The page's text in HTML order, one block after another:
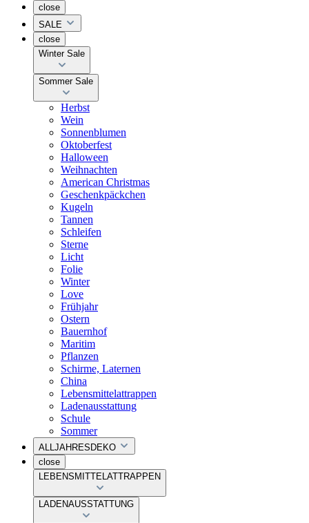
close
SALE
close
Winter Sale
Sommer Sale
Herbst
Wein
Sonnenblumen
Oktoberfest
Halloween
Weihnachten
American Christmas
Geschenkpäckchen
Kugeln
Tannen
Schleifen
Sterne
Licht
Folie
Winter
Love
Frühjahr
Ostern
Bauernhof
Maritim
Pflanzen
Schirme, Laternen
China
Lebensmittelattrappen
Ladenausstattung
Schule
Sommer
ALLJAHRESDEKO
close
LEBENSMITTELATTRAPPEN
LADENAUSSTATTUNG